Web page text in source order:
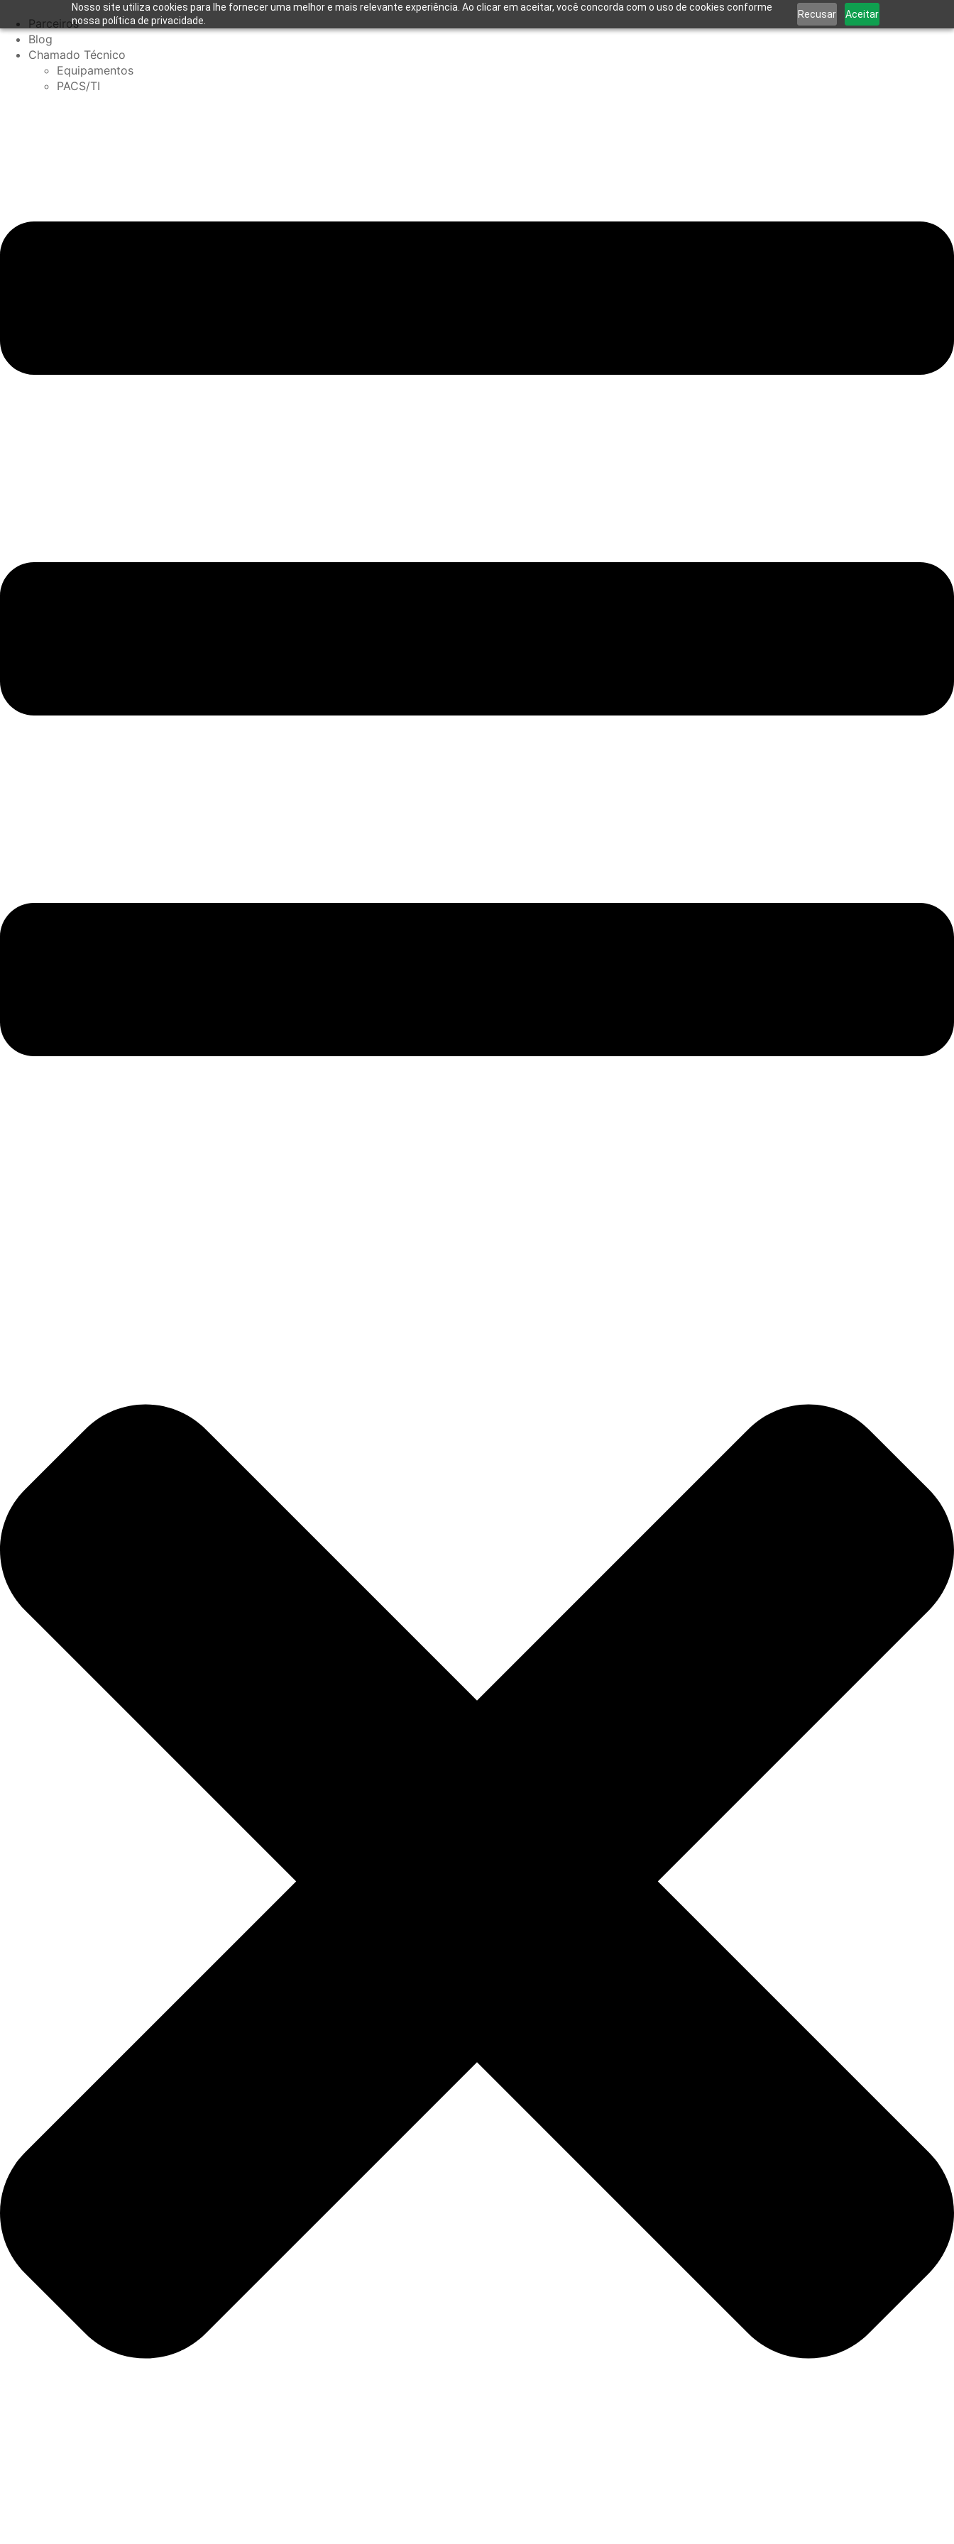
Nosso site utiliza cookies para lhe fornecer uma melhor e mais relevante experiência. Ao clicar em aceitar, você concorda com o uso de cookies conforme
nossa política de privacidade.
Recusar Aceitar
Parceiros
Blog
Chamado Técnico
Equipamentos
PACS/TI